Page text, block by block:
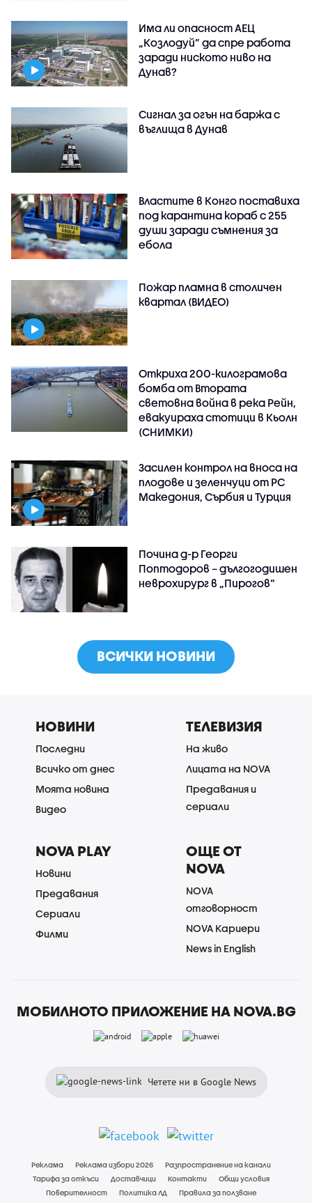
Има ли опасност АЕЦ
„Козлодуй” да спре работа
заради ниското ниво на
Дунав?
Сигнал за огън на баржа с
въглища в Дунав
Властите в Конго поставиха
под карантина кораб с 255
души заради съмнения за
ебола
Пожар пламна в столичен
квартал (ВИДЕО)
Откриха 200-килограмова
бомба от Втората
световна война в река Рейн,
евакуираха стотици в Кьолн
(СНИМКИ)
Засилен контрол на вноса на
плодове и зеленчуци от РС
Македония, Сърбия и Турция
Почина д-р Георги
Поптодоров – дългогодишен
неврохирург в „Пирогов“
ВСИЧКИ НОВИНИ
НОВИНИ
Последни
Всичко от днес
Моята новина
Видео
ТЕЛЕВИЗИЯ
На живо
Лицата на NOVA
Предавания и
сериали
NOVA PLAY
Новини
Предавания
Сериали
Филми
ОЩЕ ОТ
NOVA
NOVA
отговорност
NOVA Кариери
News in English
МОБИЛНОТО ПРИЛОЖЕНИЕ НА NOVA.BG
Четете ни в Google News
Реклама Реклама избори 2026
Разпространение на канали
Тарифа за откъси
Доставчици Контакти
Общи условия
Поверителност
Политика ЛД
Правила за ползване